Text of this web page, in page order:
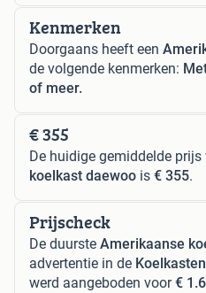
Kenmerken
Doorgaans heeft een
de volgende kenmerken:
of meer.
€ 355
De huidige gemiddelde prijs
koelkast daewoo is € 355.
Prijscheck
De duurste Amerikaanse
advertentie in de
werd aangeboden voor€